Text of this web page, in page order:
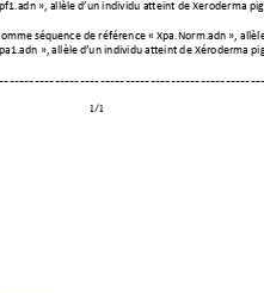
--------------------------------------------
1/1
», allèl e d’un individu atteint de Xeroderma
me séquence de référence « Xpa.Norm.adn »,
», allèle d’un individu atteint de Xéroderma